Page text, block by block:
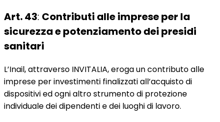
Art. 43: Contributi alle imprese per la
sicurezza e potenziamento dei presidi
sanitari
L’Inail, attraverso INVITALIA, eroga un contributo alle
imprese per investimenti finalizzati all’acquisto di
dispositivi ed ogni altro strumento di protezione
individuale dei dipendenti e dei luoghi di lavoro.